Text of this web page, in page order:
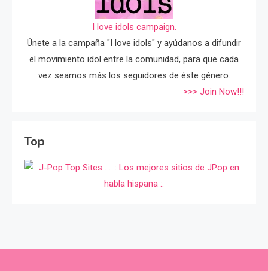
I love idols campaign.
Únete a la campaña "I love idols" y ayúdanos a difundir
el movimiento idol entre la comunidad, para que cada
vez seamos más los seguidores de éste género.
>>> Join Now!!!
Top